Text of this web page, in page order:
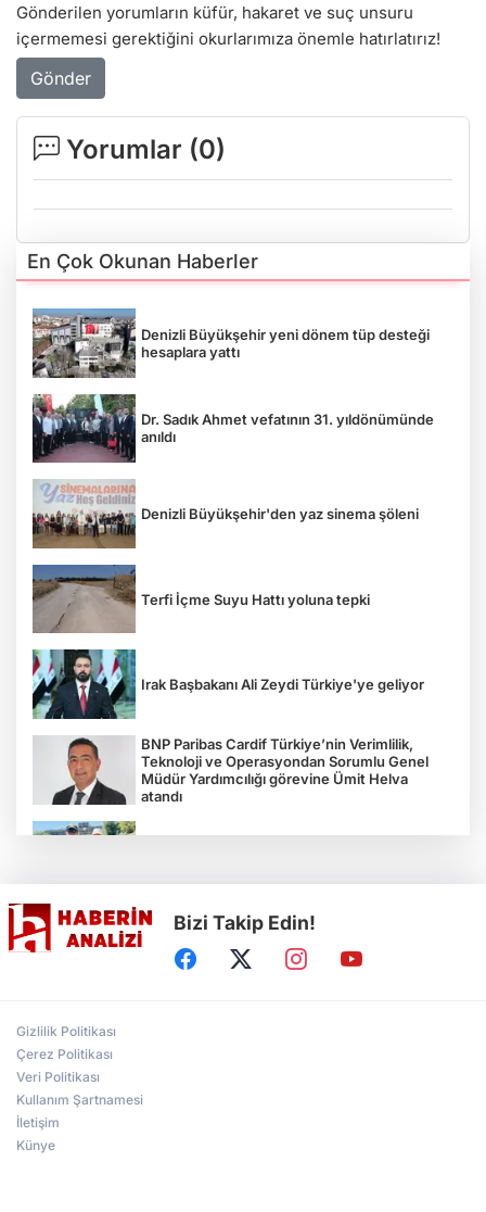
Gönderilen yorumların küfür, hakaret ve suç unsuru
içermemesi gerektiğini okurlarımıza önemle hatırlatırız!
Gönder
Yorumlar (0)
En Çok Okunan Haberler
Denizli Büyükşehir yeni dönem tüp desteği
hesaplara yattı
Dr. Sadık Ahmet vefatının 31. yıldönümünde
anıldı
Denizli Büyükşehir'den yaz sinema şöleni
Terfi İçme Suyu Hattı yoluna tepki
Irak Başbakanı Ali Zeydi Türkiye'ye geliyor
BNP Paribas Cardif Türkiye’nin Verimlilik,
Teknoloji ve Operasyondan Sorumlu Genel
Müdür Yardımcılığı görevine Ümit Helva
atandı
Alperen Ocakları Darıca'da yeni dönem...
Bizi Takip Edin!
Gizlilik Politikası
Çerez Politikası
Veri Politikası
Kullanım Şartnamesi
İletişim
Künye